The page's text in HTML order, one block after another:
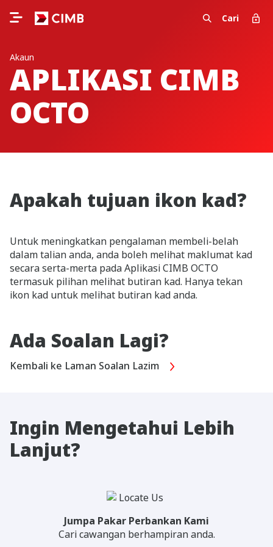
Cari
Akaun
APLIKASI CIMB
OCTO
Apakah tujuan ikon kad?
Untuk meningkatkan pengalaman membeli-belah
dalam talian anda, anda boleh melihat maklumat kad
secara serta-merta pada Aplikasi CIMB OCTO
termasuk pilihan melihat butiran kad. Hanya tekan
ikon kad untuk melihat butiran kad anda.
Ada Soalan Lagi?
Kembali ke Laman Soalan Lazim
Ingin Mengetahui Lebih
Lanjut?
Jumpa Pakar Perbankan Kami
Cari cawangan berhampiran anda.